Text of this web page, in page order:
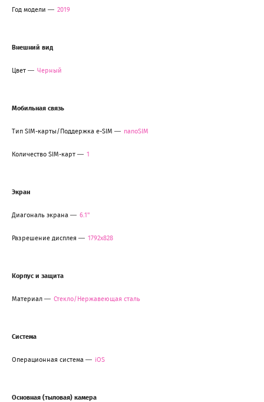
Год модели 2019
Внешний вид
Цвет Черный
Мобильная связь
Тип SIM-карты/Поддержка e-SIM nanoSIM
Количество SIM-карт 1
Экран
Диагональ экрана 6.1"
Разрешение дисплея 1792x828
Корпус и защита
Материал Стекло/Нержавеющая сталь
Система
Операционная система iOS
Основная (тыловая) камера